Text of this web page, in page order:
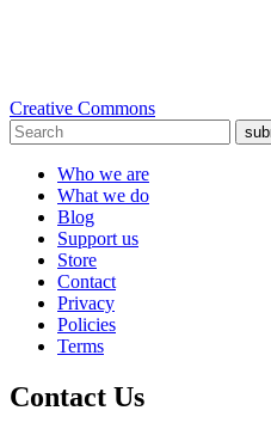
Creative Commons
Who we are
What we do
Blog
Support us
Store
Contact
Privacy
Policies
Terms
Contact Us